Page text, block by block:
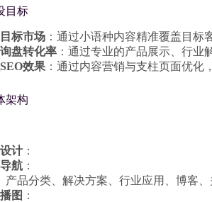
目标
标市场 ：通过小语种内容精准覆盖目标
盘转化率 ：通过专业的产品展示、行业
效果 ：通过内容营销与支柱页面优化
架构
计：
航 ：
产品分类、解决方案、行业应用、博客
图 ：